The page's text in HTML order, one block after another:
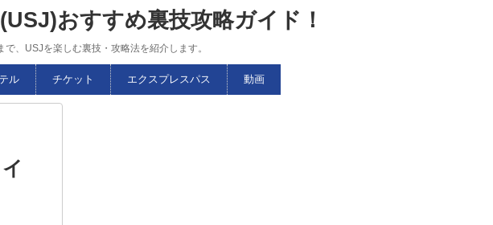
おすすめ裏技攻略ガイド！
、USJを楽しむ裏技・攻略法を紹介します。
ル チケット エクスプレスパス 動画